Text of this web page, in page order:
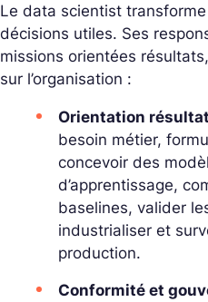
Le data scientist
décisions utiles. Ses
missions orientées
sur l’organisation :
Orientation
besoin métier,
concevoir des
d’apprentissage,
baselines, valider
industrialiser et
production.
Conformité et